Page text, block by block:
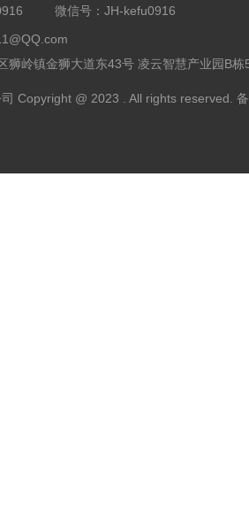
0916 微信号 ：JH-kefu0916
狮岭镇金狮大道东43号 凌云智慧产业园B栋
Copyright @ 2023 . All rights reserved.